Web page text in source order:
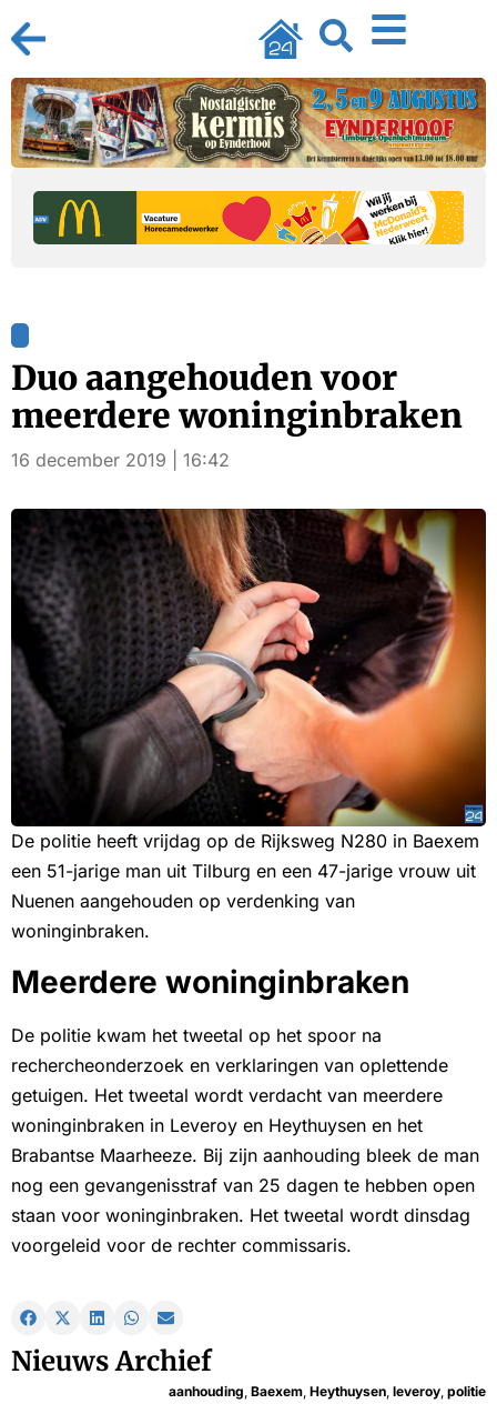
Duo aangehouden voor
meerdere woninginbraken
16 december 2019 | 16:42
De politie heeft vrijdag op de Rijksweg N280 in Baexem
een 51-jarige man uit Tilburg en een 47-jarige vrouw uit
Nuenen aangehouden op verdenking van
woninginbraken.
Meerdere woninginbraken
De politie kwam het tweetal op het spoor na
rechercheonderzoek en verklaringen van oplettende
getuigen. Het tweetal wordt verdacht van meerdere
woninginbraken in Leveroy en Heythuysen en het
Brabantse Maarheeze. Bij zijn aanhouding bleek de man
nog een gevangenisstraf van 25 dagen te hebben open
staan voor woninginbraken. Het tweetal wordt dinsdag
voorgeleid voor de rechter commissaris.
Nieuws Archief
aanhouding Baexem Heythuysen leveroy politie